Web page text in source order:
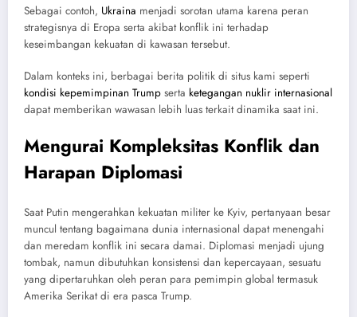
Sebagai contoh, Ukraina menjadi sorotan utama karena peran
strategisnya di Eropa serta akibat konflik ini terhadap
keseimbangan kekuatan di kawasan tersebut.
Dalam konteks ini, berbagai berita politik di situs kami seperti
kondisi kepemimpinan Trump serta ketegangan nuklir internasional
dapat memberikan wawasan lebih luas terkait dinamika saat ini.
Mengurai Kompleksitas Konflik dan
Harapan Diplomasi
Saat Putin mengerahkan kekuatan militer ke Kyiv, pertanyaan besar
muncul tentang bagaimana dunia internasional dapat menengahi
dan meredam konflik ini secara damai. Diplomasi menjadi ujung
tombak, namun dibutuhkan konsistensi dan kepercayaan, sesuatu
yang dipertaruhkan oleh peran para pemimpin global termasuk
Amerika Serikat di era pasca Trump.